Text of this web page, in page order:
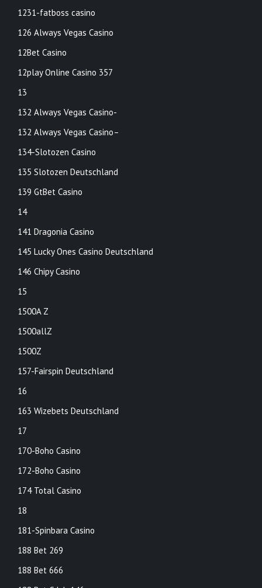
1231-fatboss casino
126 Always Vegas Casino
12Bet Casino
12play Online Casino 357
13
132 Always Vegas Casino-
132 Always Vegas Casino–
134-Slotozen Casino
135 Slotozen Deutschland
139 GtBet Casino
14
141 Dragonia Casino
145 Lucky Ones Casino Deutschland
146 Chipy Casino
15
1500A Z
1500allZ
1500Z
157-Fairspin Deutschland
16
163 Wizebets Deutschland
17
170-Boho Casino
172-Boho Casino
174 Total Casino
18
181-Spinbara Casino
188 Bet 269
188 Bet 666